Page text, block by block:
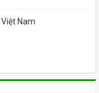
Nam